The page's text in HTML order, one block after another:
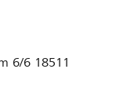
6/6 18511